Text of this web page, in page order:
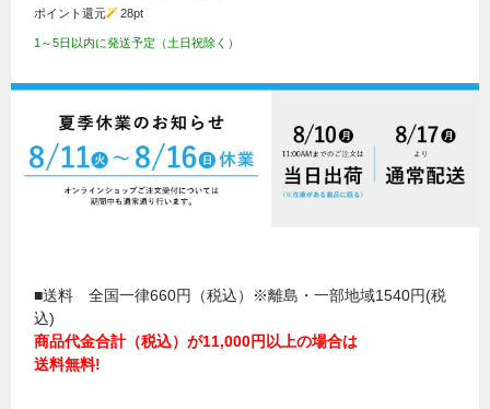
ポイント還元 28pt
1～5日以内に発送予定（土日祝除く）
■送料 全国一律660円（税込）※離島・一部地域1540円(税
込)
商品代金合計（税込）が11,000円以上の場合は
送料無料!